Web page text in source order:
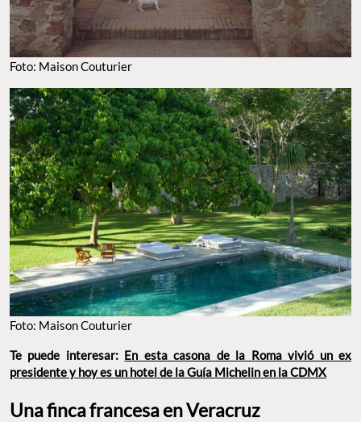
Foto: Maison Couturier
Foto: Maison Couturier
Te puede interesar: En esta casona de la Roma vivió un ex
presidente y hoy es un hotel de la Guía Michelin en la CDMX
Una finca francesa en Veracruz